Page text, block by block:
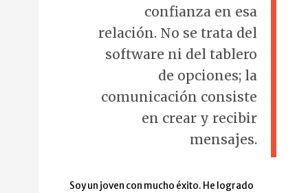
confianza en esa
relación. No se trata del
software ni del tablero
de opciones; la
comunicación consiste
en crear y recibir
mensajes.
Soy un joven con mucho éxito. He logrado